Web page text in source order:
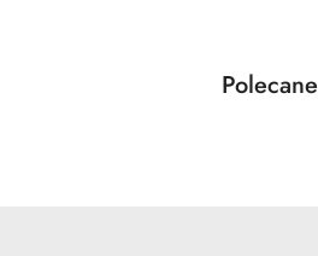
Pomiń karuzelę produktów
Produkty
Polecane